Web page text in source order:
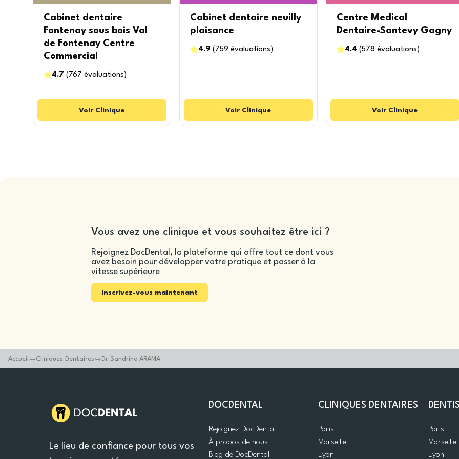
Cabinet dentaire
Fontenay sous bois Val
de Fontenay Centre
Commercial
4.7 ( 767 évaluations )
Voir Clinique
Cabinet dentaire neuilly
plaisance
4.9 ( 759 évaluations )
Voir Clinique
Centre Medical
Dentaire-Santevy Gagny
4.4 (578 évaluations )
Voir Clinique
Vous avez une clinique et vous souhaitez être ici ?
Rejoignez DocDental, la plateforme qui offre tout ce dont vous
avez besoin pour développer votre pratique et passer à la
vitesse supérieure
Inscrivez-vous maintenant
Accueil Cliniques Dentaires Dr Sandrine ARAMA
Le lieu de confiance pour tous vos
DOCDENTAL
Rejoignez DocDental
À propos de nous
Blog de DocDental
CLINIQUES DENTAIRES
Paris
Marseille
Lyon
Paris
Marseille
Lyon